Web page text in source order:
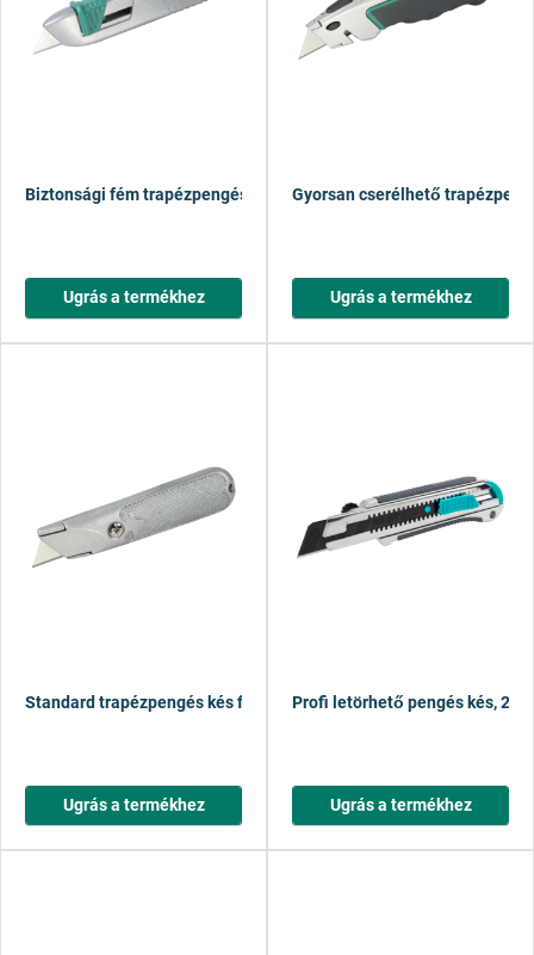
Biztonsági fém trapézpengés kés
Ugrás a termékhez
Gyorsan cserélhető
Ugrás a termékhez
Standard trapézpengés kés fix pengével
Ugrás a termékhez
Profi letörhető pengés kés, 25
Ugrás a termékhez